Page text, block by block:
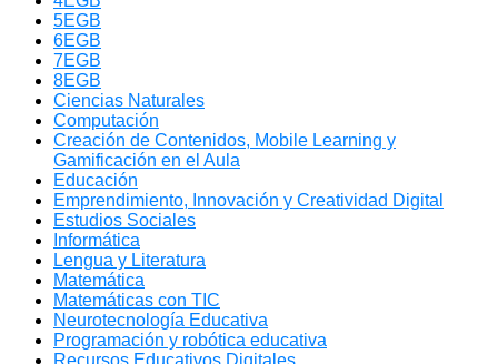
5EGB
6EGB
7EGB
8EGB
Ciencias Naturales
Computación
Creación de Contenidos, Mobile Learning y
Gamificación en el Aula
Educación
Emprendimiento, Innovación y Creatividad Digital
Estudios Sociales
Informática
Lengua y Literatura
Matemática
Matemáticas con TIC
Neurotecnología Educativa
Programación y robótica educativa